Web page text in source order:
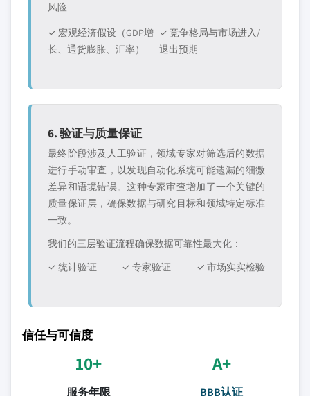
风险
✓ 宏观经济假设（GDP增
长、通货膨胀、汇率）
✓ 竞争格局与市场进入/
退出预期
6. 验证与质量保证
最终阶段涉及人工验证，领域专家对筛选后的数据
进行手动审查，以发现自动化系统可能遗漏的细微
差异和语境错误。这种专家审查增加了一个关键的
质量保证层，确保数据与研究目标和领域特定标准
一致。
我们的三层验证流程确保数据可靠性最大化：
✓ 统计验证
✓ 专家验证 ✓ 市场实实检验
信任与可信度
10+
服务年限
A+
BBB认证